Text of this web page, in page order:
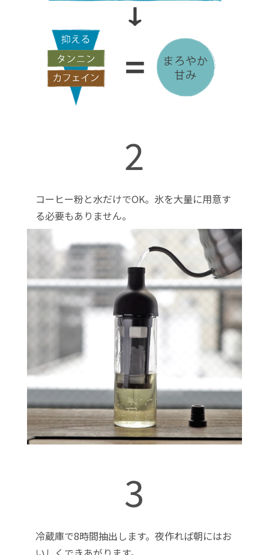
2
コーヒー粉と水だけでOK。氷を大量に用意す
る必要もありません。
3
冷蔵庫で8時間抽出します。夜作れば朝にはお